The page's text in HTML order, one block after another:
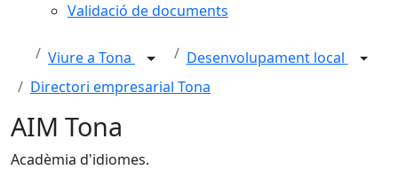
Validació de documents
Viure a Tona
Desenvolupament local
Directori empresarial Tona
AIM Tona
Acadèmia d'idiomes.